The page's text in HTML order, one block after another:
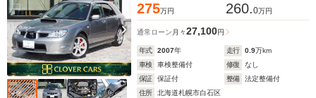
275万円 260.0万円
通常ローン 月々27,100円
年式 2007年 走行 0.9万km
車検
車検整備付 修復
なし
保証
保証付 整備
法定整備付
住所
北海道札幌市白石区